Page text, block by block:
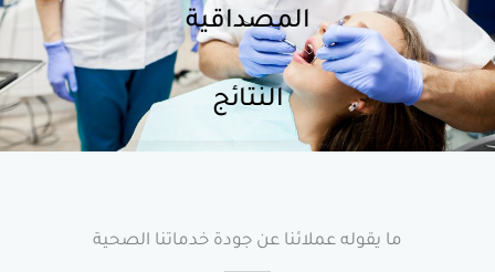
المصداقية
النتائج
عملائنا عن جودة خدماتنا الصحية